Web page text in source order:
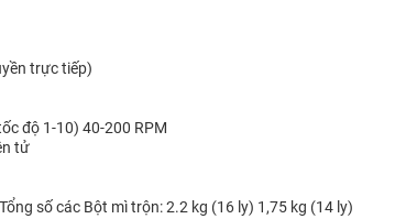
trực tiếp)
độ ​​1-10) 40-200 RPM
tử
số các Bột mì trộn: 2.2 kg (16 ly) 1,75 kg (14 ly)